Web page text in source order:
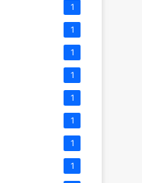
1
1
1
1
1
1
1
1